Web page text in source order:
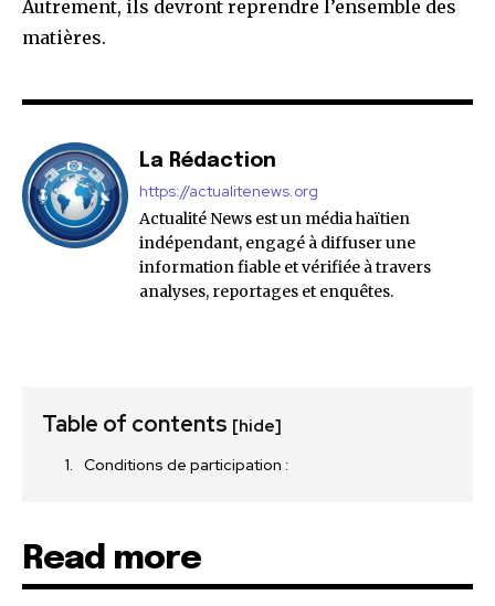
Autrement, ils devront reprendre l’ensemble des
matières.
La Rédaction
https://actualitenews.org
Actualité News est un média haïtien
indépendant, engagé à diffuser une
information fiable et vérifiée à travers
analyses, reportages et enquêtes.
Table of contents [hide]
Conditions de participation :
Read more